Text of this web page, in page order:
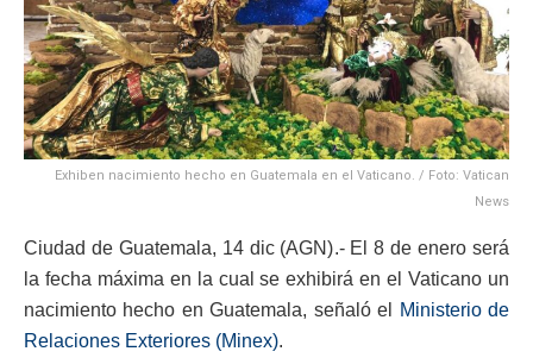
Exhiben nacimiento hecho en Guatemala en el Vaticano. / Foto: Vatican
News
Ciudad de Guatemala, 14 dic (AGN).- El 8 de enero será
la fecha máxima en la cual se exhibirá en el Vaticano un
nacimiento hecho en Guatemala, señaló el
Ministerio de
Relaciones Exteriores (Minex).